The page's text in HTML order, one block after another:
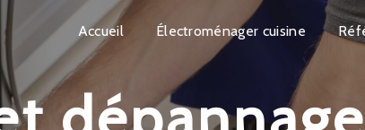
Accueil Électroménager cuisine